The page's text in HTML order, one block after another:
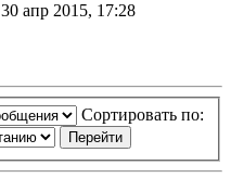
30 апр 2015, 17:28
Сортировать по: